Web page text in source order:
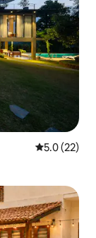
คะแนนเฉลี่ย
5.0 (22)